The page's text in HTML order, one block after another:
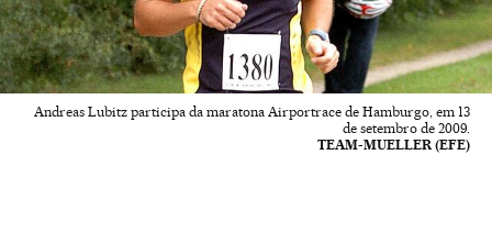
Andreas Lubitz participa da maratona Airportrace de Hamburgo, em 13
de setembro de 2009.
TEAM-MUELLER (EFE)